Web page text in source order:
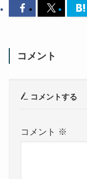
コメント
コメントする
コメント ※